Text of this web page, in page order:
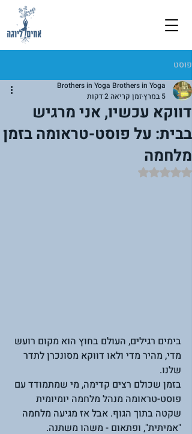
פוסט
דווקא עכשיו, אני מרגיש
בבית: על פוסט-טראומה בזמן
מלחמה
Brothers in Yoga Brothers in Yoga
5 במרץ
זמן קריאה 2 דקות
דירוג של NaN מתוך 5 כוכבים
בימים רגילים, העולם בחוץ הוא מקום רועש
מדי, מהיר מדי ולאו דווקא מסונכרן לתדר
שלנו.
בזמן שכולם רצים קדימה, מי שמתמודד עם
פוסט-טראומה מנהל מלחמה יומיומית
שקטה בתוך הגוף. אבל אז מגיעה מלחמה
"אמיתית", ופתאום - משהו משתנה.